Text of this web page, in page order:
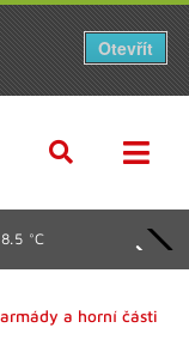
°C
a horní části
Otevřít